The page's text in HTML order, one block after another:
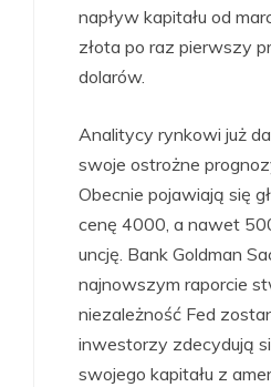
napływ kapitału od
złota po raz pierwszy
dolarów.
Analitycy rynkowi już
swoje ostrożne
Obecnie pojawiają się
cenę 4000, a nawet
uncję. Bank Goldman
najnowszym raporcie
niezależność Fed
inwestorzy zdecydują
swojego kapitału z